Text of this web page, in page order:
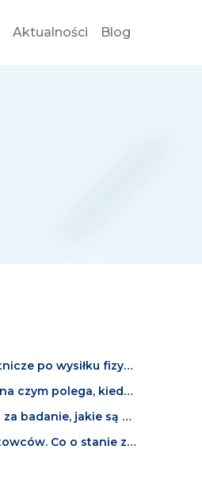
Aktualności Blog
Niskie ciśnienie tętnicze po wysiłku fizycznym. Co oznacza i kiedy powinno niepokoić?
Masaż sportowy – na czym polega, kiedy jest wskazany i jak działa?
NT-proBNP – co to za badanie, jakie są normy i co oznacza wysoki wynik u sportowca?
Morfologia u sportowców. Co o stanie zdrowia i kondycji mówią wyniki badania krwi?